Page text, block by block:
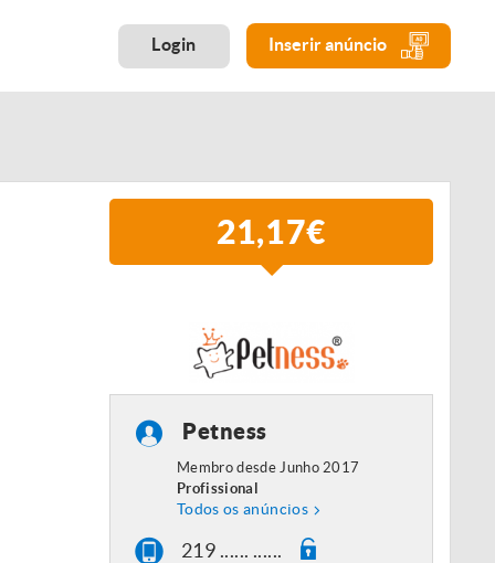
Login Inserir anúncio
21,17€
Petness
Membro desde Junho 2017
Profissional
Todos os anúncios
219 ...... ......